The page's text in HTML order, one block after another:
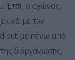
Έτσι, ο αγώνας,
με τον
out με πάνω από
διοργάνωσης,